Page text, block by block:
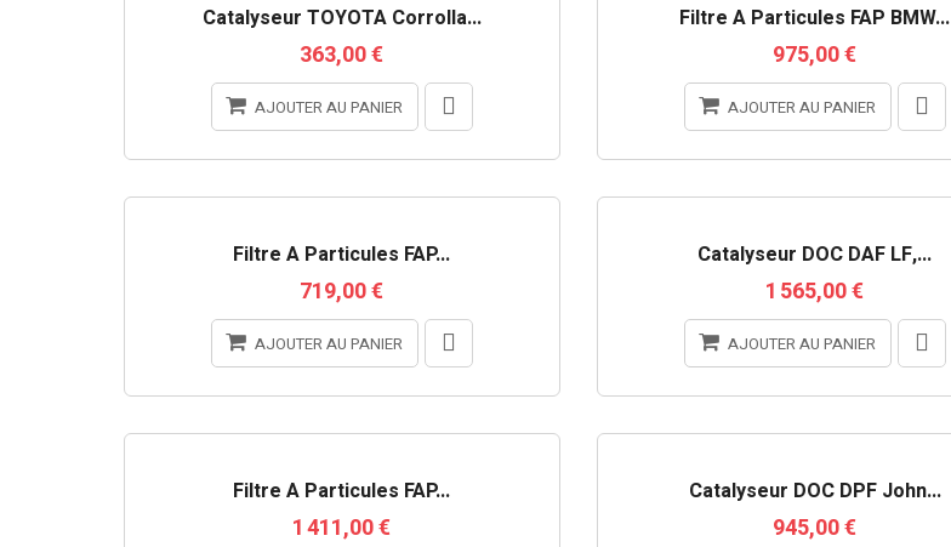
Catalyseur TOYOTA Corrolla...
363,00 €
AJOUTER AU PANIER
Filtre À Particules FAP BMW...
975,00 €
AJOUTER AU PANIER
Filtre À Particules FAP...
719,00 €
AJOUTER AU PANIER
Catalyseur DOC DAF LF,...
1 565,00 €
AJOUTER AU PANIER
Filtre À Particules FAP...
1 411,00 €
Catalyseur DOC DPF John...
945,00 €